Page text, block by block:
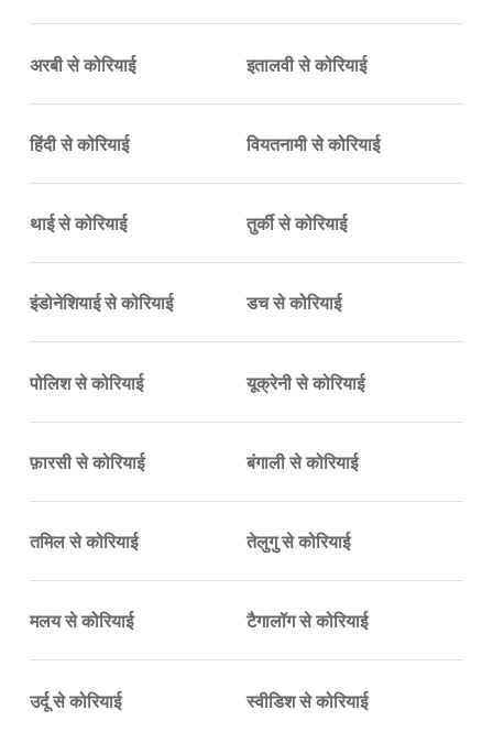
अरबी से कोरियाई इतालवी से कोरियाई
हिंदी से कोरियाई वियतनामी से कोरियाई
थाई से कोरियाई तुर्की से कोरियाई
इंडोनेशियाई से कोरियाई डच से कोरियाई
पोलिश से कोरियाई यूक्रेनी से कोरियाई
फ़ारसी से कोरियाई बंगाली से कोरियाई
तमिल से कोरियाई तेलुगु से कोरियाई
मलय से कोरियाई टैगालॉग से कोरियाई
उर्दू से कोरियाई स्वीडिश से कोरियाई